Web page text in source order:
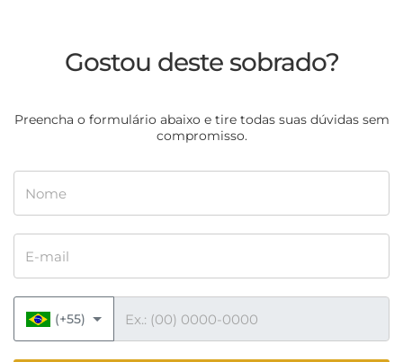
Gostou deste sobrado?
Preencha o formulário abaixo e tire todas suas dúvidas sem
compromisso.
(+55)